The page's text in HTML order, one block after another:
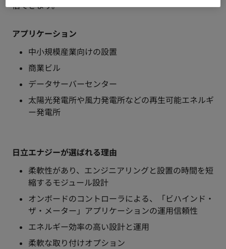
信できます。
アプリケーション
中小規模産業向けの設置
商業ビル
データサーバーセンター
太陽光発電所や風力発電所などの再生可能エネルギ
ー発電所
日立エナジーが選ばれる理由
柔軟性があり、エンジニアリングと設置の時間を短
縮するモジュール設計
オンボードのコントローラによる、「ビハインド・
ザ・メーター」アプリケーションの運用信頼性
エネルギー効率の高い設計と運用
柔軟な取り付けオプション